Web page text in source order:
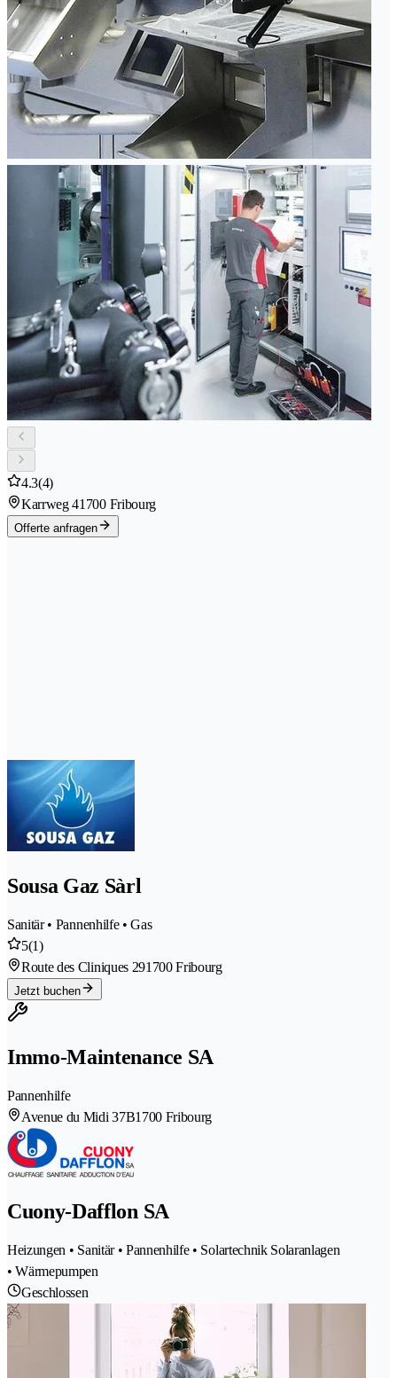
4.3(4)
Karrweg 41700 Fribourg
Offerte anfragen
Sousa Gaz Sàrl
Sanitär • Pannenhilfe • Gas
5(1)
Route des Cliniques 291700 Fribourg
Jetzt buchen
Immo-Maintenance SA
Pannenhilfe
Avenue du Midi 37B1700 Fribourg
Cuony-Dafflon SA
Heizungen • Sanitär • Pannenhilfe • Solartechnik Solaranlagen
• Wärmepumpen
Geschlossen